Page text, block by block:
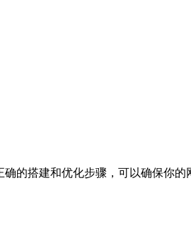
的搭建和优化步骤，可以确保你的